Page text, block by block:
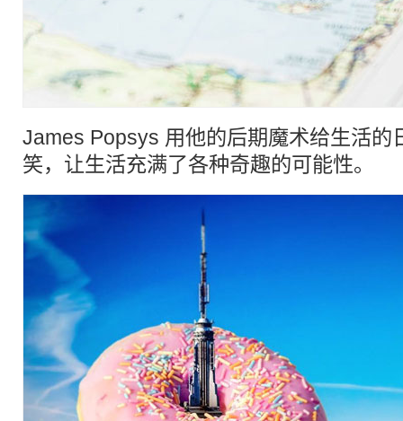
James Popsys 用他的后期魔术给生活的
笑，让生活充满了各种奇趣的可能性。